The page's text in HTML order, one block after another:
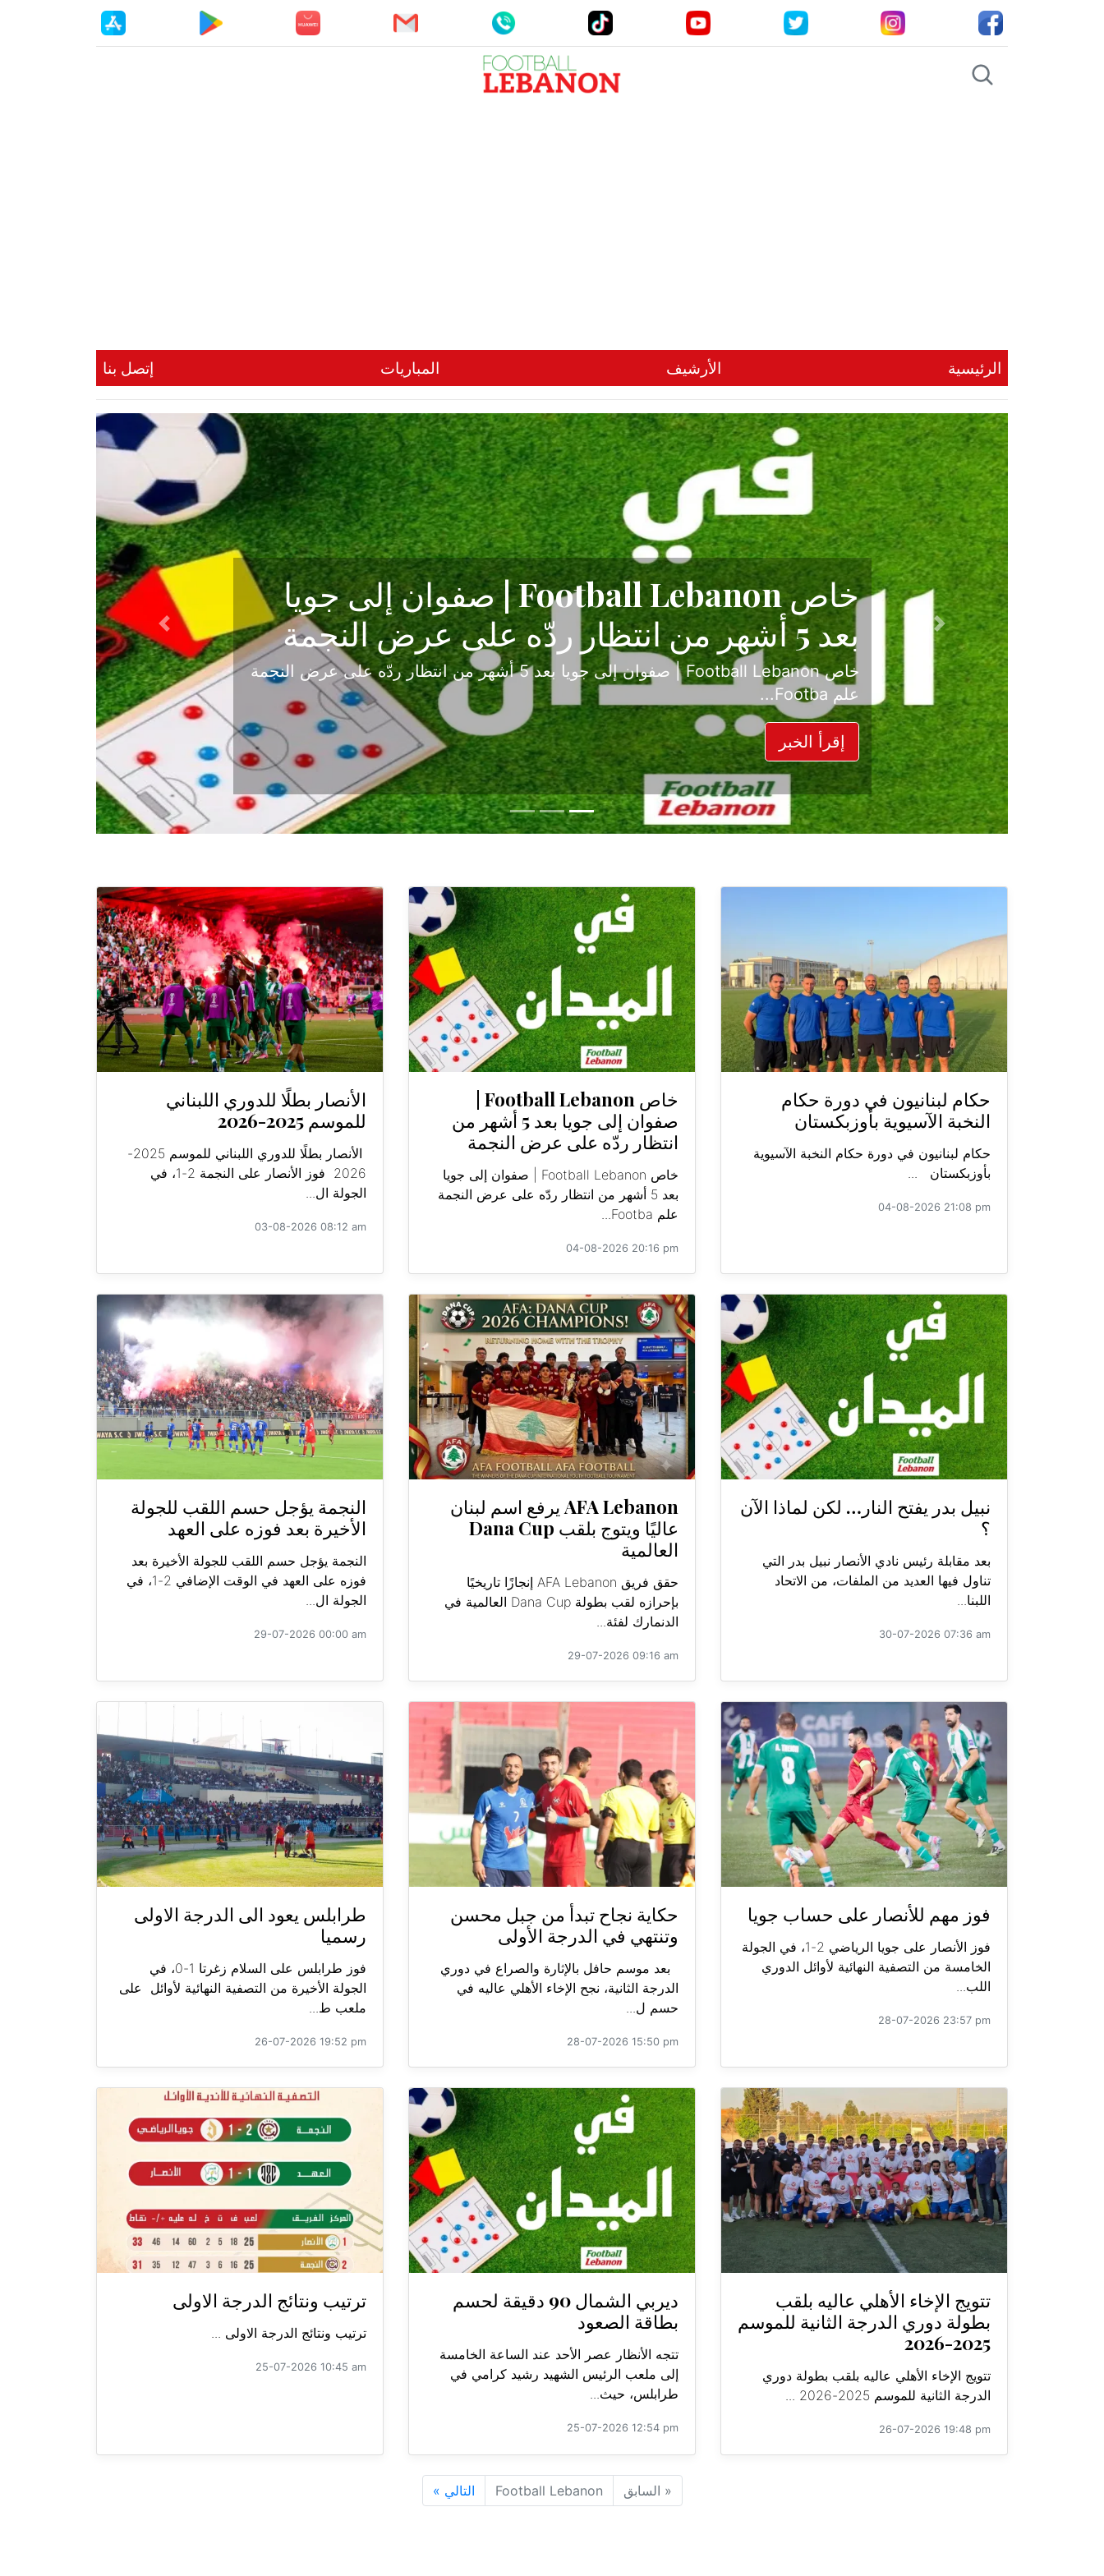
الرئيسية الأرشيف المباريات إتصل بنا
حكاية نجاح تبدأ من جبل محسن وتنتهي في
الدرجة الأولى
بعد موسم حافل بالإثارة والصراع في دوري الدرجة الثانية، نجح الإخاء الأهلي عاليه في
حسم ل...
إقرأ الخبر
Previous
Next
حكام لبنانيون في دورة حكام
النخبة الآسيوية بأوزبكستان
حكام لبنانيون في دورة حكام النخبة الآسيوية
بأوزبكستان ...
04-08-2026 21:08 pm
صفوان إلى جويا بعد 5 أشهر من
انتظار ردّه على عرض النجمة
خاص Football Lebanon | صفوان إلى جويا
بعد 5 أشهر من انتظار ردّه على عرض النجمة
علم Footba...
04-08-2026 20:16 pm
الأنصار بطلًا للدوري اللبناني
للموسم 2025-2026
الأنصار بطلًا للدوري اللبناني للموسم 2025-
2026 فوز الأنصار على النجمة 2-1، في
الجولة ال...
03-08-2026 08:12 am
نبيل بدر يفتح النار… لكن لماذا الآن
؟
بعد مقابلة رئيس نادي الأنصار نبيل بدر التي
تناول فيها العديد من الملفات، من الاتحاد
اللبنا...
30-07-2026 07:36 am
AFA Lebanon يرفع اسم لبنان
عاليًا ويتوج بلقب Dana Cup
العالمية
حقق فريق AFA Lebanon إنجازًا تاريخيًا
بإحرازه لقب بطولة Dana Cup العالمية في
الدنمارك لفئة...
29-07-2026 09:16 am
النجمة يؤجل حسم اللقب للجولة
الأخيرة بعد فوزه على العهد
النجمة يؤجل حسم اللقب للجولة الأخيرة بعد
فوزه على العهد في الوقت الإضافي 2-1، في
الجولة ال...
29-07-2026 00:00 am
فوز مهم للأنصار على حساب جويا
فوز الأنصار على جويا الرياضي 2-1، في الجولة
الخامسة من التصفية النهائية لأوائل الدوري
اللب...
28-07-2026 23:57 pm
حكاية نجاح تبدأ من جبل محسن
وتنتهي في الدرجة الأولى
بعد موسم حافل بالإثارة والصراع في دوري
الدرجة الثانية، نجح الإخاء الأهلي عاليه في
حسم ل...
28-07-2026 15:50 pm
طرابلس يعود الى الدرجة الاولى
رسميا
فوز طرابلس على السلام زغرتا 1-0، في
الجولة الأخيرة من التصفية النهائية لأوائل على
ملعب ط...
26-07-2026 19:52 pm
تتويج الإخاء الأهلي عاليه بلقب
بطولة دوري الدرجة الثانية للموسم
2025-2026
تتويج الإخاء الأهلي عاليه بلقب بطولة دوري
الدرجة الثانية للموسم 2025-2026 ...
26-07-2026 19:48 pm
ديربي الشمال 90 دقيقة لحسم
بطاقة الصعود
تتجه الأنظار عصر الأحد عند الساعة الخامسة
إلى ملعب الرئيس الشهيد رشيد كرامي في
طرابلس، حيث...
25-07-2026 12:54 pm
ترتيب ونتائج الدرجة الاولى
ترتيب ونتائج الدرجة الاولى ...
25-07-2026 10:45 am
« السابق Football Lebanon التالي »